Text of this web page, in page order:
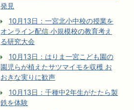
発見
10月13日：一宮北小中校の授業を
オンライン配信 小規模校の教育考え
る研究大会
10月13日：はりま一宮こども園の
園児らが植えたサツマイモを収穫 お
おきな実りに歓声
10月13日：千種中2年生がたたら製
鉄を体験